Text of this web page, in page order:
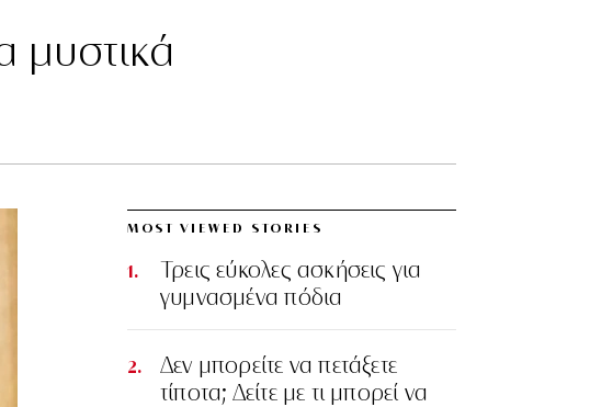
μυστικά
MOST VIEWED STORIES
Τρεις εύκολες ασκήσεις για
γυμνασμένα πόδια
Δεν μπορείτε να πετάξετε
τίποτα; Δείτε με τι μπορεί να